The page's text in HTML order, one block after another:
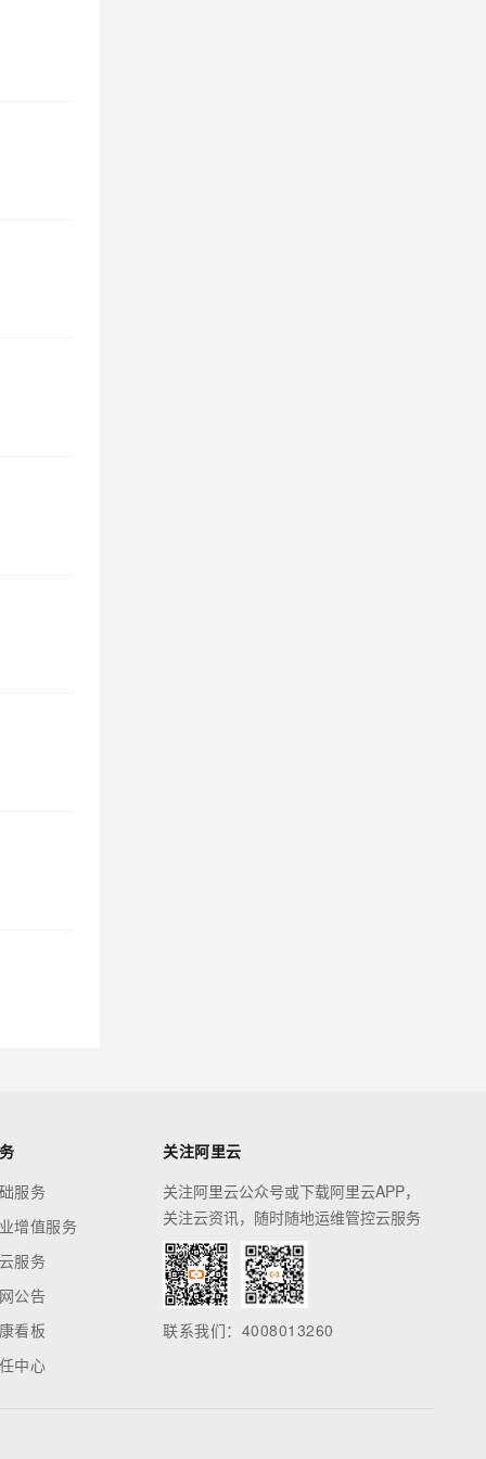
服务
增值服务
服务
公告
看板
中心
关注阿里云
关注阿里云公众号或下载阿里云APP，
关注云资讯，随时随地运维管控云服务
联系我们：4008013260